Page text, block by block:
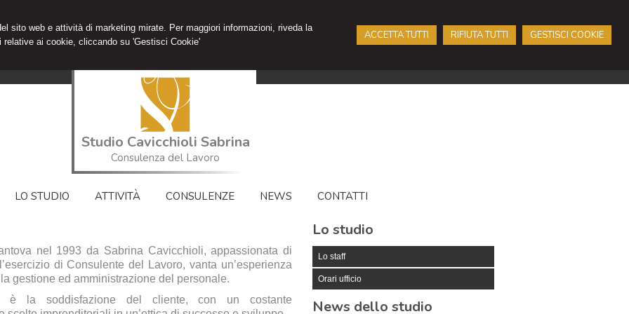
sito web e attività di marketing mirate. Per maggiori informazioni, riveda la
ai cookie, cliccando su 'Gestisci Cookie'
ACCETTA TUTTI RIFIUTA TUTTI GESTISCI COOKIE
Studio Cavicchioli Sabrina
Consulenza del Lavoro
LO STUDIO ATTIVITÀ CONSULENZE NEWS CONTATTI
nel 1993 da Sabrina Cavicchioli, appassionata di
di Consulente del Lavoro, vanta un’esperienza
gestione ed amministrazione del personale.
è la soddisfazione del cliente, con un costante
Lo studio
Lo staff
Orari ufficio
News dello studio